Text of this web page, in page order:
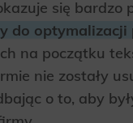
się bardzo
do
na początku
nie zostały
o to, aby